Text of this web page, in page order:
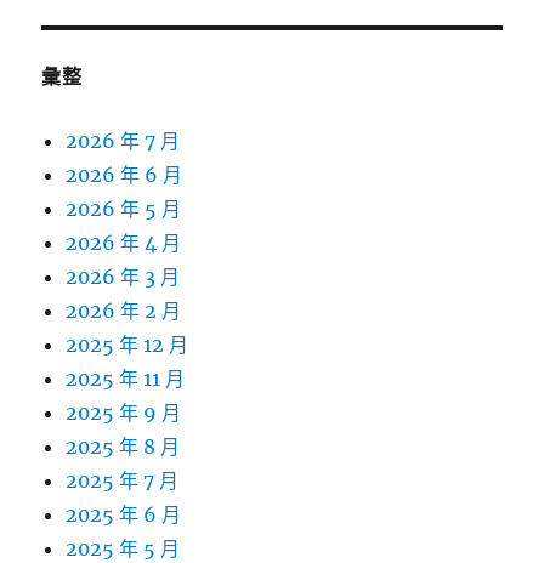
彙整
2026 年 7 月
2026 年 6 月
2026 年 5 月
2026 年 4 月
2026 年 3 月
2026 年 2 月
2025 年 12 月
2025 年 11 月
2025 年 9 月
2025 年 8 月
2025 年 7 月
2025 年 6 月
2025 年 5 月